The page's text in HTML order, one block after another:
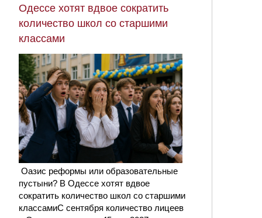
Одессе хотят вдвое сократить
количество школ со старшими
классами
Оазис реформы или образовательные
пустыни? В Одессе хотят вдвое
сократить количество школ со старшими
классамиС сентября количество лицеев